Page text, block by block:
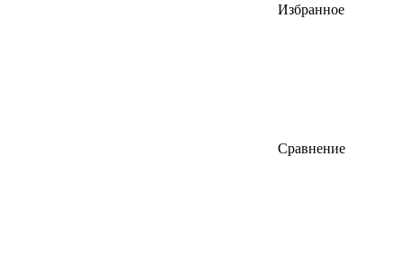
Избранное
Сравнение